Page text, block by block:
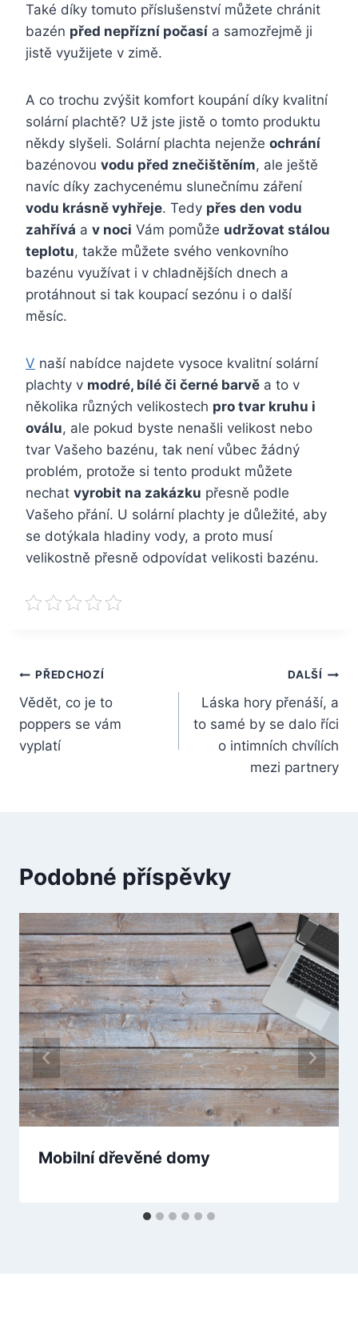
Také díky tomuto příslušenství můžete chránit
bazén před nepřízní počasí a samozřejmě ji
jistě využijete v zimě.
A co trochu zvýšit komfort koupání díky kvalitní
solární plachtě? Už jste jistě o tomto produktu
někdy slyšeli. Solární plachta nejenže ochrání
bazénovou vodu před znečištěním, ale ještě
navíc díky zachycenému slunečnímu záření
vodu krásně vyhřeje. Tedy přes den vodu
zahřívá a v noci Vám pomůže udržovat stálou
teplotu, takže můžete svého venkovního
bazénu využívat i v chladnějších dnech a
protáhnout si tak koupací sezónu i o další
měsíc.
V naší nabídce najdete vysoce kvalitní solární
plachty v modré, bílé či černé barvě a to v
několika různých velikostech pro tvar kruhu i
oválu, ale pokud byste nenašli velikost nebo
tvar Vašeho bazénu, tak není vůbec žádný
problém, protože si tento produkt můžete
nechat vyrobit na zakázku přesně podle
Vašeho přání. U solární plachty je důležité, aby
se dotýkala hladiny vody, a proto musí
velikostně přesně odpovídat velikosti bazénu.
Navigace
pro
příspěvek
PŘEDCHOZÍ
Vědět, co je to
poppers se vám
vyplatí
DALŠÍ
Láska hory přenáší, a
to samé by se dalo říci
o intimních chvílích
mezi partnery
Podobné příspěvky
Mobilní dřevěné domy